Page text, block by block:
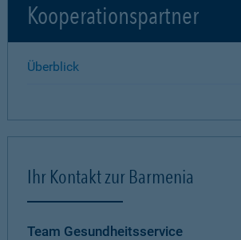
Kooperationspartner
Überblick
Ihr Kontakt zur Barmenia
Team Gesundheitsservice